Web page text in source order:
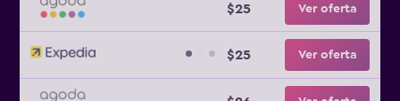
$25 Ver oferta
$25 Ver oferta